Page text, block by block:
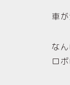
車
な
ロ